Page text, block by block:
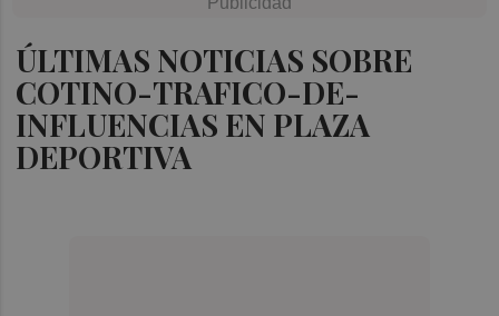
ÚLTIMAS NOTICIAS SOBRE
COTINO-TRAFICO-DE-
INFLUENCIAS EN PLAZA
DEPORTIVA